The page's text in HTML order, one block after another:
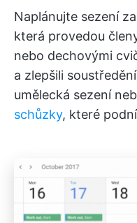
Naplánujte sezení
která provedou
nebo dechovými
a zlepšili
umělecká sezení
schůzky, které